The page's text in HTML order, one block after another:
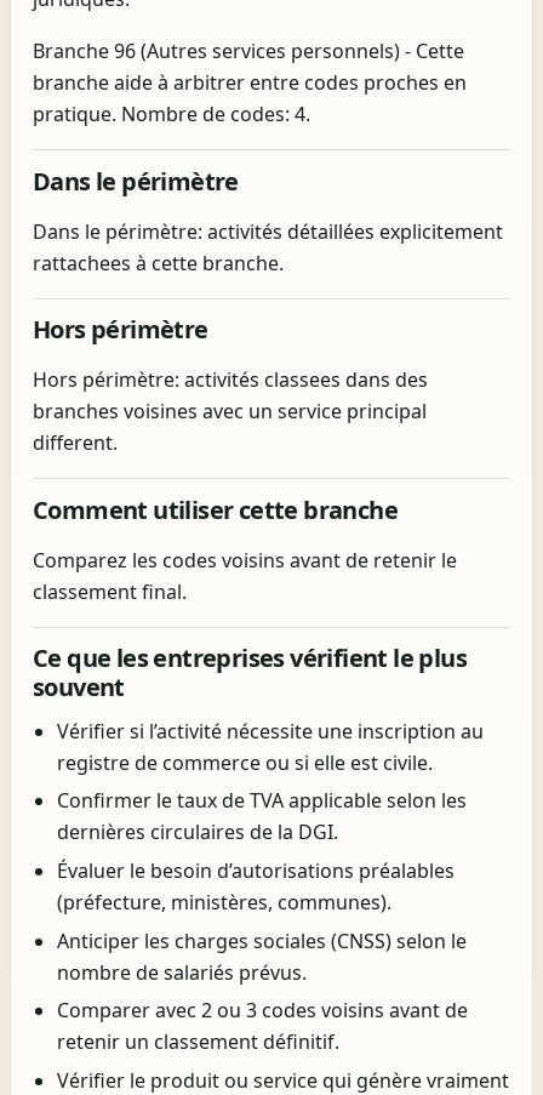
Branche 96 (Autres services personnels) - Cette
branche aide à arbitrer entre codes proches en
pratique. Nombre de codes: 4.
Dans le périmètre
Dans le périmètre: activités détaillées explicitement
rattachees à cette branche.
Hors périmètre
Hors périmètre: activités classees dans des
branches voisines avec un service principal
different.
Comment utiliser cette branche
Comparez les codes voisins avant de retenir le
classement final.
Ce que les entreprises vérifient le plus
souvent
Vérifier si l’activité nécessite une inscription au
registre de commerce ou si elle est civile.
Confirmer le taux de TVA applicable selon les
dernières circulaires de la DGI.
Évaluer le besoin d’autorisations préalables
(préfecture, ministères, communes).
Anticiper les charges sociales (CNSS) selon le
nombre de salariés prévus.
Comparer avec 2 ou 3 codes voisins avant de
retenir un classement définitif.
Vérifier le produit ou service qui génère vraiment